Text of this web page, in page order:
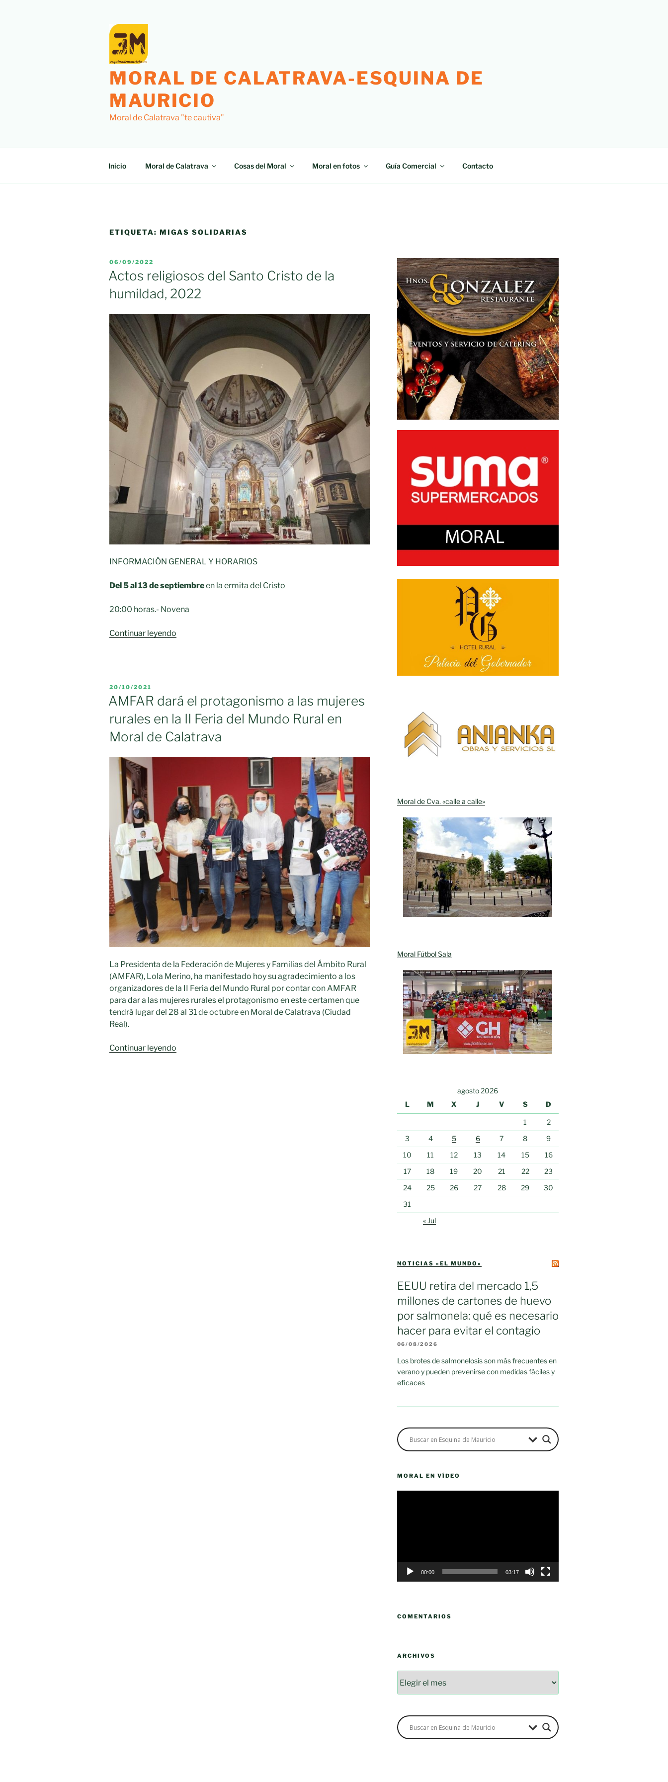
MORAL DE CALATRAVA-ESQUINA DE
MAURICIO
Moral de Calatrava "te cautiva"
Inicio Moral de Calatrava Cosas del Moral Moral en fotos Guía Comercial Contacto
ETIQUETA: MIGAS SOLIDARIAS
PUBLICADO
EL
06/09/2022
Actos religiosos del Santo Cristo de la
humildad, 2022
INFORMACIÓN GENERAL Y HORARIOS
Del 5 al 13 de septiembreen la ermita del Cristo
20:00 horas.- Novena
Continuar leyendo
la
humildad,
PUBLICADO
EL
20/10/2021
AMFAR dará el protagonismo a las mujeres
rurales en la II Feria del Mundo Rural en
Moral de Calatrava
La Presidenta de la Federación de Mujeres y Familias del Ámbito Rural
(AMFAR), Lola Merino, ha manifestado hoy su agradecimiento a los
organizadores de la II Feria del Mundo Rural por contar con AMFAR
para dar a las mujeres rurales el protagonismo en este certamen que
tendrá lugar del 28 al 31 de octubre en Moral de Calatrava (Ciudad
Real).
Continuar leyendo
Moral de Cva. «calle a calle»
Moral Fútbol Sala
agosto 2026
L
M X J V S D
1
2
3
4 5 6 7 8
9
10
11 12 13 14 15
16
17
18 19 20 21 22
23
24
25 26 27 28 29
30
31
« Jul
NOTICIAS «EL MUNDO»
EEUU retira del mercado 1,5
millones de cartones de huevo
por salmonela: qué es necesario
hacer para evitar el contagio
06/08/2026
Los brotes de salmonelosis son más frecuentes en
verano y pueden prevenirse con medidas fáciles y
eficaces
MORAL EN VÍDEO
00:00 03:17
COMENTARIOS
ARCHIVOS